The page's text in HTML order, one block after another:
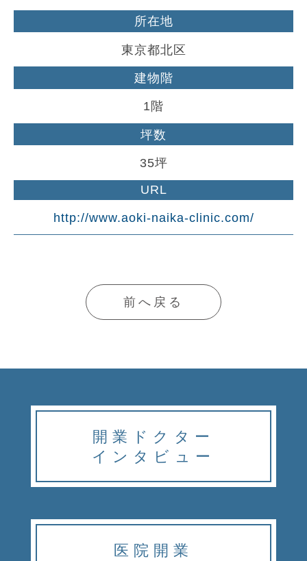
所在地
東京都北区
建物階
1階
坪数
35坪
URL
http://www.aoki-naika-clinic.com/
前へ戻る
開業ドクター
インタビュー
医院開業